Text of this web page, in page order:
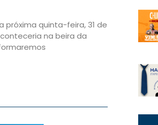
próxima quinta-feira, 31 de
na beira da